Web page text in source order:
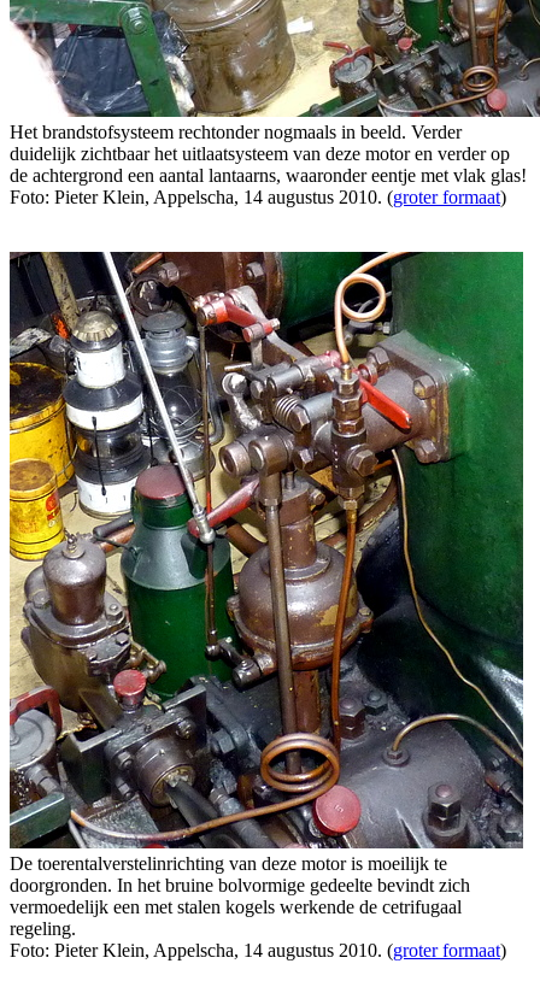
Het brandstofsysteem rechtonder nogmaals in beeld. Verder
duidelijk zichtbaar het uitlaatsysteem van deze motor en verder op
de achtergrond een aantal lantaarns, waaronder eentje met vlak glas!
Foto: Pieter Klein, Appelscha, 14 augustus 2010. (groter formaat)
De toerentalverstelinrichting van deze motor is moeilijk te
doorgronden. In het bruine bolvormige gedeelte bevindt zich
vermoedelijk een met stalen kogels werkende de cetrifugaal
regeling.
Foto: Pieter Klein, Appelscha, 14 augustus 2010. (groter formaat)